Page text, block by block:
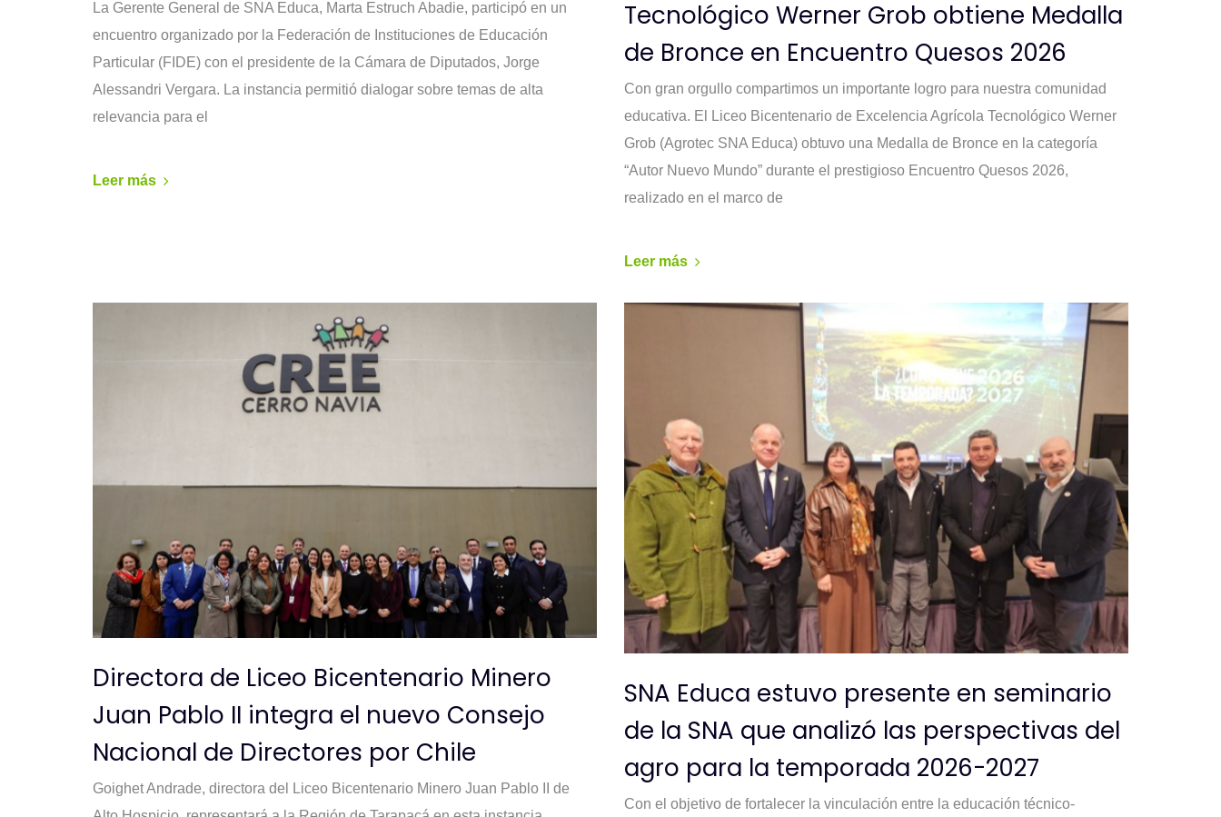
La Gerente General de SNA Educa, Marta Estruch Abadie, participó en un
encuentro organizado por la Federación de Instituciones de Educación
Particular (FIDE) con el presidente de la Cámara de Diputados, Jorge
Alessandri Vergara. La instancia permitió dialogar sobre temas de alta
relevancia para el
Leer más
Tecnológico Werner Grob obtiene Medalla
de Bronce en Encuentro Quesos 2026
Con gran orgullo compartimos un importante logro para nuestra comunidad
educativa. El Liceo Bicentenario de Excelencia Agrícola Tecnológico Werner
Grob (Agrotec SNA Educa) obtuvo una Medalla de Bronce en la categoría
“Autor Nuevo Mundo” durante el prestigioso Encuentro Quesos 2026,
realizado en el marco de
Leer más
Directora de Liceo Bicentenario Minero
Juan Pablo II integra el nuevo Consejo
Nacional de Directores por Chile
Goighet Andrade, directora del Liceo Bicentenario Minero Juan Pablo II de
SNA Educa estuvo presente en seminario
de la SNA que analizó las perspectivas del
agro para la temporada 2026-2027
Con el objetivo de fortalecer la vinculación entre la educación técnico-